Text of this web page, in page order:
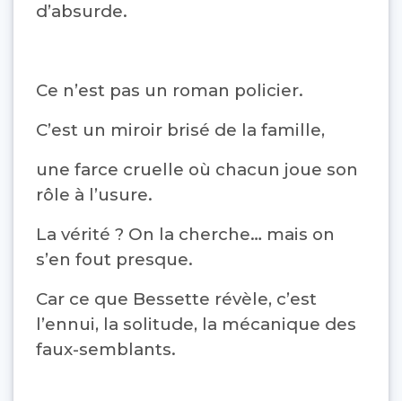
d’absurde.
Ce n’est pas un roman policier.
C’est un miroir brisé de la famille,
une farce cruelle où chacun joue son
rôle à l’usure.
La vérité ? On la cherche… mais on
s’en fout presque.
Car ce que Bessette révèle, c’est
l’ennui, la solitude, la mécanique des
faux-semblants.